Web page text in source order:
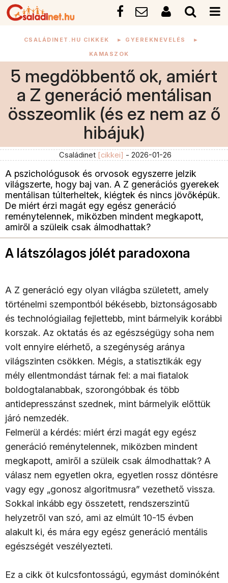
CSALÁDINET.HU CIKKEK ► GYEREKNEVELÉS ►
KAMASZOK
5 megdöbbentő ok, amiért
a Z generáció mentálisan
összeomlik (és ez nem az ő
hibájuk)
Családinet [cikkei] - 2026-01-26
A pszichológusok és orvosok egyszerre jelzik
világszerte, hogy baj van. A Z generációs gyerekek
mentálisan túlterheltek, kiégtek és nincs jövőképük.
De miért érzi magát egy egész generáció
reménytelennek, miközben mindent megkapott,
amiről a szüleik csak álmodhattak?
A látszólagos jólét paradoxona
A Z generáció egy olyan világba született, amely
történelmi szempontból békésebb, biztonságosabb
és technológiailag fejlettebb, mint bármelyik korábbi
korszak. Az oktatás és az egészségügy soha nem
volt ennyire elérhető, a szegénység aránya
világszinten csökken. Mégis, a statisztikák egy
mély ellentmondást tárnak fel: a mai fiatalok
boldogtalanabbak, szorongóbbak és több
antidepresszánst szednek, mint bármelyik előttük
járó nemzedék.
Felmerül a kérdés: miért érzi magát egy egész
generáció reménytelennek, miközben mindent
megkapott, amiről a szüleik csak álmodhattak? A
válasz nem egyetlen okra, egyetlen rossz döntésre
vagy egy „gonosz algoritmusra” vezethető vissza.
Sokkal inkább egy összetett, rendszerszintű
helyzetről van szó, ami az elmúlt 10-15 évben
alakult ki, és mára egy egész generáció mentális
egészségét veszélyezteti.
Ez a cikk öt kulcsfontosságú, egymást dominóként